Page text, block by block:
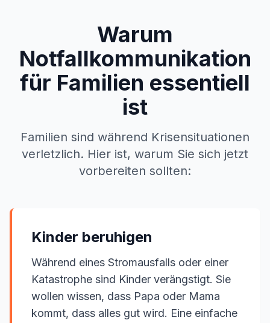
Warum
Notfallkommunikation
für Familien essentiell
ist
Familien sind während Krisensituationen
verletzlich. Hier ist, warum Sie sich jetzt
vorbereiten sollten:
Kinder beruhigen
Während eines Stromausfalls oder einer
Katastrophe sind Kinder verängstigt. Sie
wollen wissen, dass Papa oder Mama
kommt, dass alles gut wird. Eine einfache